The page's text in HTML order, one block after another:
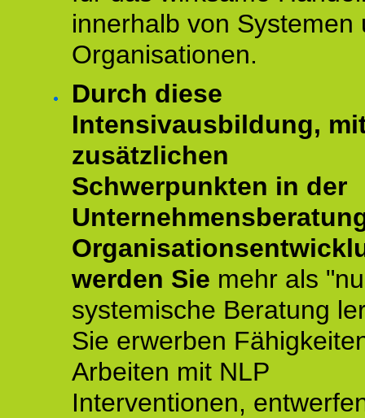
innerhalb von Systemen
Organisationen.
Durch diese
Intensivausbildung,
zusätzlichen
Schwerpunkten in der
werden Sie mehr als
systemische Beratung
Sie erwerben
Arbeiten mit NLP
Interventionen,